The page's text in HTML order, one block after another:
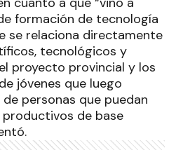
formación de tecnología
se relaciona directamente
tecnológicos y
proyecto provincial y los
jóvenes que luego
personas que puedan
de base